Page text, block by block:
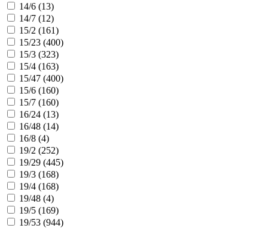
14/6 (13)
14/7 (12)
15/2 (161)
15/23 (400)
15/3 (323)
15/4 (163)
15/47 (400)
15/6 (160)
15/7 (160)
16/24 (13)
16/48 (14)
16/8 (4)
19/2 (252)
19/29 (445)
19/3 (168)
19/4 (168)
19/48 (4)
19/5 (169)
19/53 (944)